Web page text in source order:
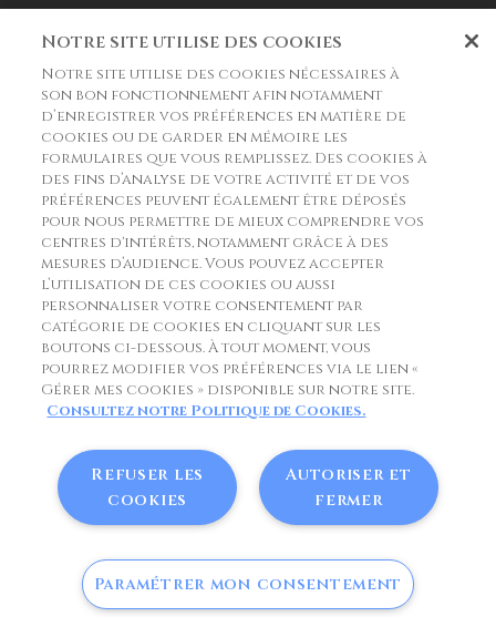
0
La Boutique
Fromagerie Matocq
Route du Col de Soulor 3 chemin de Grabot
64800 Asson
France
commande@matocq.fr
www.matocq.fr
33 (0)5 59 71 40 03
Copyright © Matocq. Tous droits réservés.
Politique des données personnelles
Politique de cookies
Notre site utilise des cookies
Notre site utilise des cookies nécessaires à
son bon fonctionnement afin notamment
d’enregistrer vos préférences en matière de
cookies ou de garder en mémoire les
formulaires que vous remplissez. Des cookies à
des fins d’analyse de votre activité et de vos
préférences peuvent également être déposés
pour nous permettre de mieux comprendre vos
centres d'intérêts, notamment grâce à des
mesures d’audience. Vous pouvez accepter
l’utilisation de ces cookies ou aussi
personnaliser votre consentement par
catégorie de cookies en cliquant sur les
boutons ci-dessous. À tout moment, vous
pourrez modifier vos préférences via le lien «
Gérer mes cookies » disponible sur notre site.
Consultez notre Politique de Cookies.
Autoriser et
fermer
Refuser les
cookies
Paramétrer mon consentement